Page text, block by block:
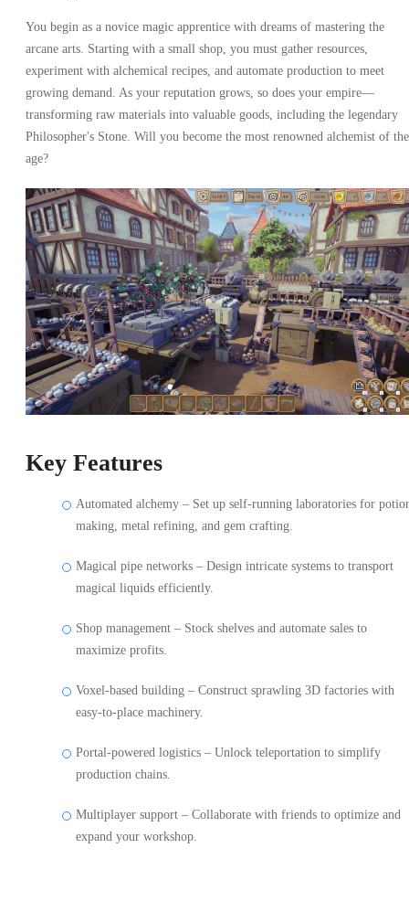
You begin as a novice magic apprentice with dreams of mastering the
arcane arts. Starting with a small shop, you must gather resources,
experiment with alchemical recipes, and automate production to meet
growing demand. As your reputation grows, so does your empire—
transforming raw materials into valuable goods, including the legendary
Philosopher's Stone. Will you become the most renowned alchemist of the
age?
Key Features
Automated alchemy – Set up self-running laboratories for
making, metal refining, and gem crafting.
Magical pipe networks – Design intricate systems to transport
magical liquids efficiently.
Shop management – Stock shelves and automate sales to
maximize profits.
Voxel-based building – Construct sprawling 3D factories with
easy-to-place machinery.
Portal-powered logistics – Unlock teleportation to simplify
production chains.
Multiplayer support – Collaborate with friends to optimize and
expand your workshop.